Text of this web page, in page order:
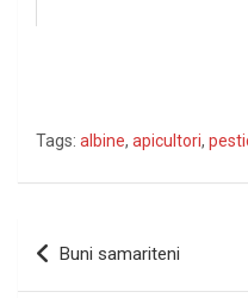
Tags: albine, apicultori,
Navigare
Buni samariteni